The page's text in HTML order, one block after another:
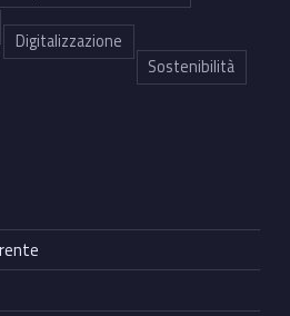
Digitalizzazione
Sostenibilità